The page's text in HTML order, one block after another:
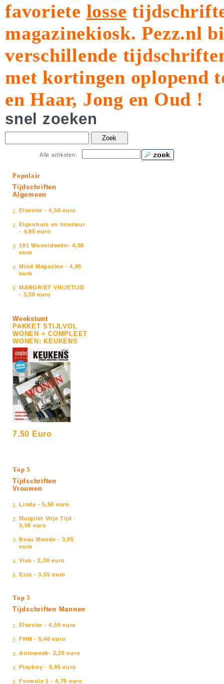
favoriete losse
magazinekiosk.Pezz.nl
verschillende
met kortingen oplopend
en Haar, Jong en Oud !
snel zoeken
Zoek
Alle artikelen:
Populair
Tijdschriften
Algemeen
1. Elsevier - 4,50 euro
2. Eigenhuis en Interieur
- 4,95 euro
3. 101 Woonideeën- 4,50
euro
4. Mind Magazine - 4,95
euro
5. MARGRIET VRIJETIJD
- 3,50 euro
Weekstunt
PAKKET STIJLVOL
WONEN + COMPLEET
WONEN: KEUKENS
7,50 Euro
Top 5
Tijdschriften
Vrouwen
1. Linda - 5,50 euro
2. Margriet Vrije Tijd -
3,50 euro
3. Beau Monde - 3,95
euro
4. Viva - 2,30 euro
5. Esta - 3,55 euro
Top 5
Tijdschriften Mannen
1. Elsevier - 4,50 euro
2. FHM - 5,40 euro
3. Autoweek- 2,20 euro
4. Playboy - 5,95 euro
5. Formule 1 - 4,75 euro